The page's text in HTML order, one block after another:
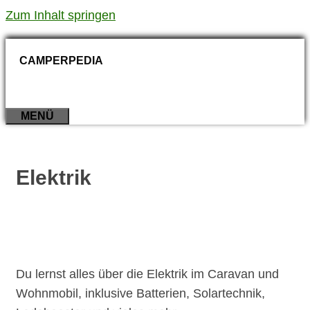
Zum Inhalt springen
CAMPERPEDIA
MENÜ
Elektrik
Du lernst alles über die Elektrik im Caravan und
Wohnmobil, inklusive Batterien, Solartechnik,